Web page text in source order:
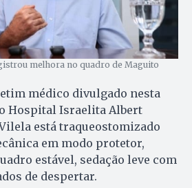
melhora no quadro de Maguito
médico divulgado nesta
Hospital Israelita Albert
está traqueostomizado
em modo protetor,
estável, sedação leve com
de despertar.